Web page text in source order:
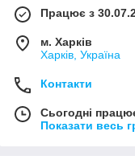
Працює з
м. Харків
Харків, Україна
Контакти
Сьогодні
Показати весь